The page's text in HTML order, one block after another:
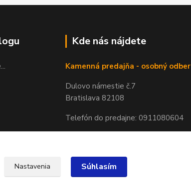
Kde nás nájdete
Kamenná predajňa - osobný odber
Dulovo námestie č.7
Bratislava 82108
Telefón do predajne: 0911080604
Nastavenia Súhlasím